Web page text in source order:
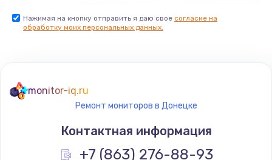
Нажимая на кнопку отправить я даю свое согласие на
обработку моих персональных данных.
monitor-iq.ru
Ремонт мониторов в Донецке
Контактная информация
+7 (863) 276-88-93